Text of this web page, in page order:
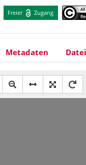
Freier Zugang
Metadaten